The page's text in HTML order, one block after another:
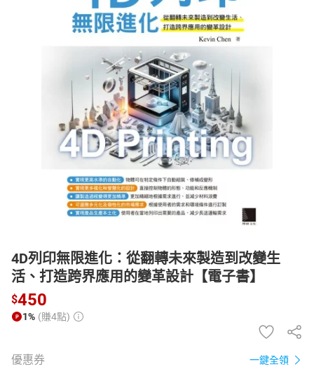
3C家電 運動休閒
男裝 化妝保養
日本購物 電子/紙本書
HOT
4D列印無限進化：從翻轉未來製造到改變生
活、打造跨界應用的變革設計【電子書】
$450
1% (賺4點)
優惠券 一鍵全領